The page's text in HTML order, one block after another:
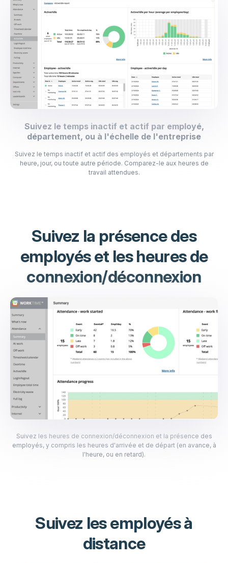
Suivez le temps inactif et actif par employé,
département, ou à l'échelle de l'entreprise
Suivez le temps inactif et actif des employés et départements par
heure, jour, ou toute autre période. Comparez-le aux heures de
travail attendues.
Suivez les heures de connexion/déconnexion et la présence des
employés, y compris les heures d'arrivée et de départ (en avance, à
l'heure, ou en retard).
Suivez la présence des
employés et les heures de
connexion/déconnexion
Suivez les employés à
distance